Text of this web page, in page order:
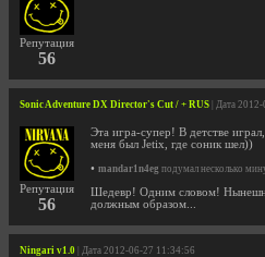
Репутация
56
Sonic Adventure DX Director's Cut / + RUS | Дата
Репутация
56
Эта игра-супер! В детстве
меня был Jetix, где соник шел))
• mandar1n4eg подумал несколько
Шедевр! Одним словом!
должным образом...
Ningari v1.0 | Дата 2012-06-27 11:34:56